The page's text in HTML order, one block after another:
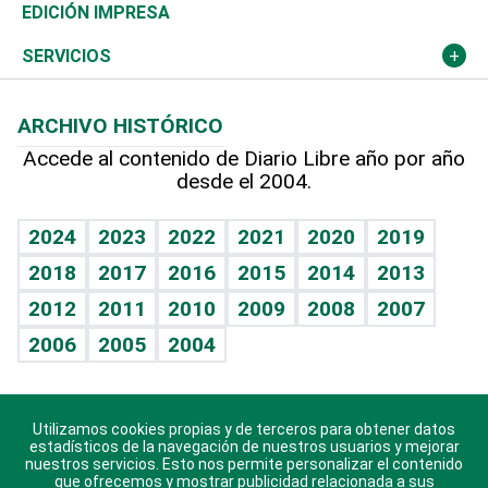
Caribe
Resto del mundo
Global y variable
Economía personal
Novedades
Podcast Arte Libre
Hablando con el pediatra
Vida y familia
Eñe
Celebrando la vida
Sin complejos
En pocas palabras
Escuchando al corazón
Olimpismo
Más deportes
Línea de hit
BRV
TBT Deportivo
Frente al Statu Quo
El Espía
Columnistas
Más firmas
Despertando al gigante
Cambio climático
Deportes
Opinión
Hecho en casa
Guía del dinero
EDICIÓN IMPRESA
SERVICIOS
Cumpleaños
Horóscopos
Juegos
ARCHIVO HISTÓRICO
Accede al contenido de Diario Libre año por año
desde el 2004.
2024 2023 2022 2021 2020
2019
2018
2017 2016 2015 2014
2013
2012
2011 2010 2009 2008
2007
2006
2005 2004
Descarga nuestras aplicaciones para Android, iOS y
sistema Huawei.
Utilizamos cookies propias y de terceros para obtener datos
estadísticos de la navegación de nuestros usuarios y mejorar
nuestros servicios. Esto nos permite personalizar el contenido
que ofrecemos y mostrar publicidad relacionada a sus